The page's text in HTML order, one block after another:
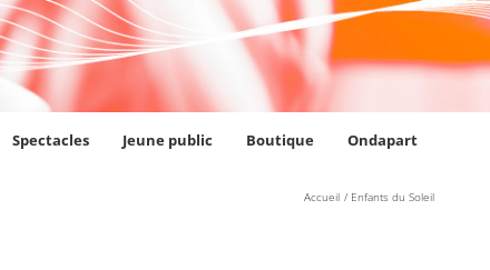
Spectacles Jeune public Boutique Ondapart
Accueil Enfants du Soleil